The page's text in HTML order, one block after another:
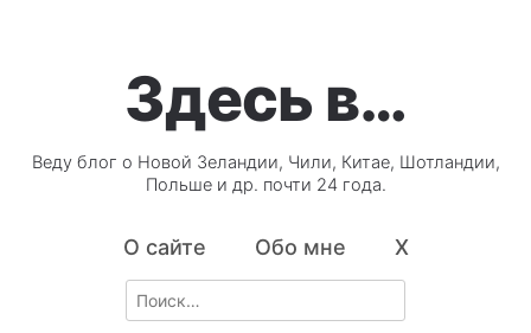
Здесь в…
Веду блог о Новой Зеландии, Чили, Китае, Шотландии,
Польше и др. почти 24 года.
О сайте Обо мне X
Search
for: